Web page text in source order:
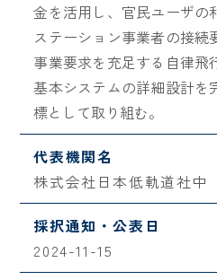
金を活用し、官民ユーザの
ステーション事業者の接続
事業要求を充足する自律飛
基本システムの詳細設計を
標として取り組む。
代表機関名
株式会社日本低軌道社中
採択通知・公表日
2024-11-15